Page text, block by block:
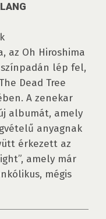
az Oh Hiroshima
lép fel,
Dead Tree
A zenekar
albumát, amely
anyagnak
érkezett az
amely már
mégis